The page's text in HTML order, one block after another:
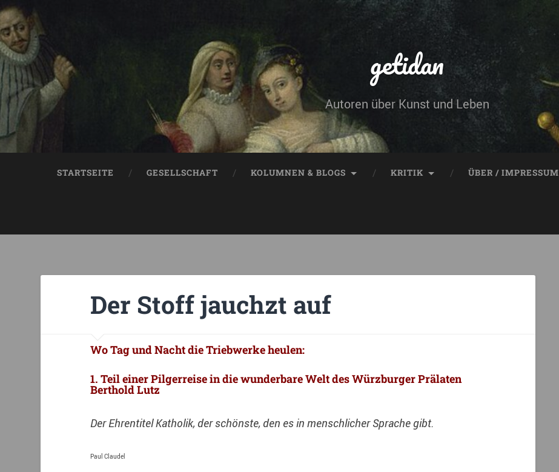
getidan
Autoren über Kunst und Leben
STARTSEITE GESELLSCHAFT KOLUMNEN & BLOGS KRITIK ÜBER / IMPRESSUM
Der Stoff jauchzt auf
Wo Tag und Nacht die Triebwerke heulen:
1. Teil einer Pilgerreise in die wunderbare Welt des Würzburger Prälaten
Berthold Lutz
Der Ehrentitel Katholik, der schönste, den es in menschlicher Sprache gibt.
Paul Claudel